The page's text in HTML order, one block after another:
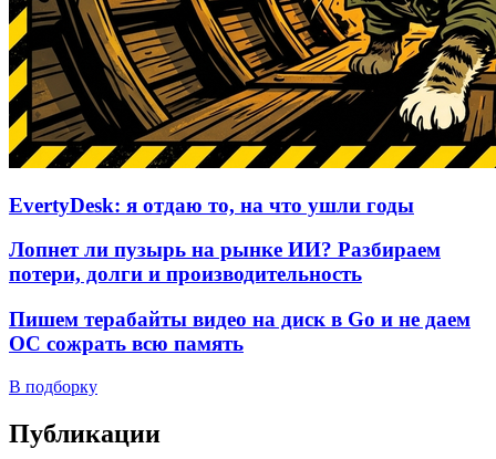
EvertyDesk: я отдаю то, на что ушли годы
Лопнет ли пузырь на рынке ИИ? Разбираем
потери, долги и производительность
Пишем терабайты видео на диск в Go и не даем
ОС сожрать всю память
В подборку
Публикации